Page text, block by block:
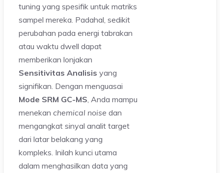
tuning yang spesifik untuk matriks
sampel mereka. Padahal, sedikit
perubahan pada energi tabrakan
atau waktu dwell dapat
memberikan lonjakan
Sensitivitas Analisis yang
signifikan. Dengan menguasai
Mode SRM GC-MS , Anda mampu
menekan chemical noise dan
mengangkat sinyal analit target
dari latar belakang yang
kompleks. Inilah kunci utama
dalam menghasilkan data yang